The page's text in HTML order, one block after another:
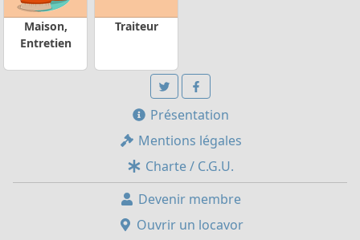
Maison,
Entretien
Traiteur
Présentation
Mentions légales
Charte / C.G.U.
Devenir membre
Ouvrir un locavor